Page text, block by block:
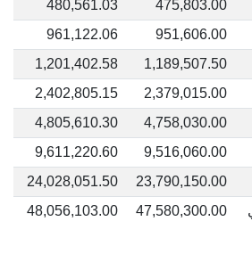
475,803.00
480,561.03
951,606.00
961,122.06
1,189,507.50
1,201,402.58
2,379,015.00
2,402,805.15
4,758,030.00
4,805,610.30
9,516,060.00
9,611,220.60
23,790,150.00
24,028,051.50
47,580,300.00
48,056,103.00